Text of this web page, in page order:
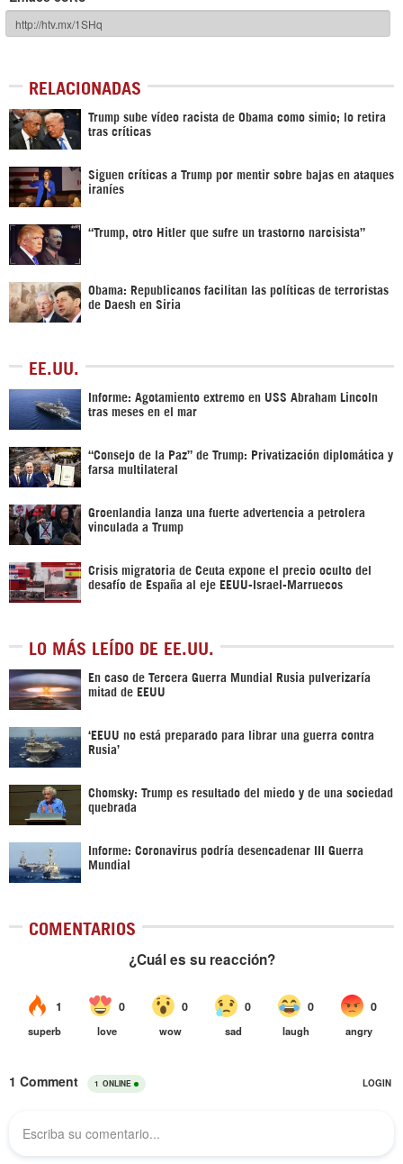
RELACIONADAS
Trump sube vídeo racista de Obama como simio; lo retira
tras críticas
Siguen críticas a Trump por mentir sobre bajas en ataques
iraníes
“Trump, otro Hitler que sufre un trastorno narcisista”
Obama: Republicanos facilitan las políticas de terroristas
de Daesh en Siria
EE.UU.
Informe: Agotamiento extremo en USS Abraham Lincoln
tras meses en el mar
“Consejo de la Paz” de Trump: Privatización diplomática y
farsa multilateral
Groenlandia lanza una fuerte advertencia a petrolera
vinculada a Trump
Crisis migratoria de Ceuta expone el precio oculto del
desafío de España al eje EEUU-Israel-Marruecos
LO MÁS LEÍDO DE EE.UU.
En caso de Tercera Guerra Mundial Rusia pulverizaría
mitad de EEUU
‘EEUU no está preparado para librar una guerra contra
Rusia’
Chomsky: Trump es resultado del miedo y de una sociedad
quebrada
Informe: Coronavirus podría desencadenar III Guerra
Mundial
COMENTARIOS